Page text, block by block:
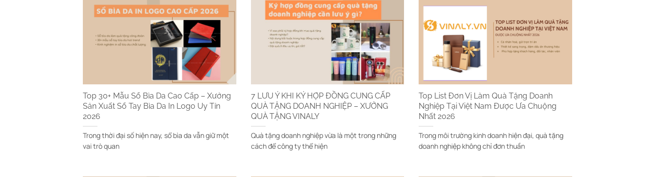
Top 30+ Mẫu Sổ Bìa Da Cao Cấp – Xưởng
Sản Xuất Sổ Tay Bìa Da In Logo Uy Tín
2026
Trong thời đại số hiện nay, sổ bìa da vẫn giữ một
vai trò quan
7 LƯU Ý KHI KÝ HỢP ĐỒNG CUNG CẤP
QUÀ TẶNG DOANH NGHIỆP – XƯỞNG
QUÀ TẶNG VINALY
Quà tặng doanh nghiệp vừa là một trong những
cách để công ty thể hiện
Top List Đơn Vị Làm Quà Tặng Doanh
Nghiệp Tại Việt Nam Được Ưa Chuộng
Nhất 2026
Trong môi trường kinh doanh hiện đại, quà tặng
doanh nghiệp không chỉ đơn thuần